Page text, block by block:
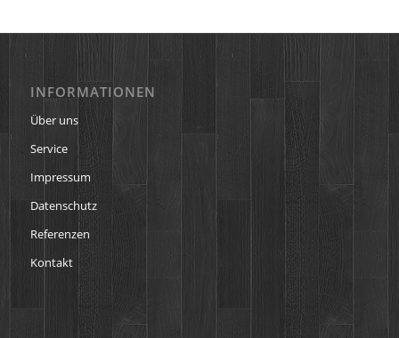
INFORMATIONEN
Über uns
Service
Impressum
Datenschutz
Referenzen
Kontakt